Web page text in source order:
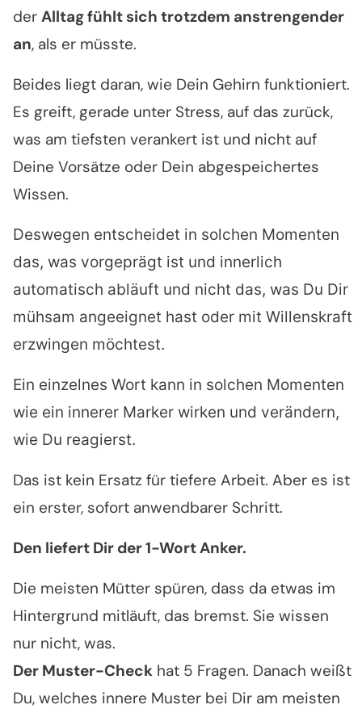
der Alltag fühlt sich trotzdem anstrengender
an, als er müsste.
Beides liegt daran, wie Dein Gehirn funktioniert.
Es greift, gerade unter Stress, auf das zurück,
was am tiefsten verankert ist und nicht auf
Deine Vorsätze oder Dein abgespeichertes
Wissen.
Deswegen entscheidet in solchen Momenten
das, was vorgeprägt ist und innerlich
automatisch abläuft und nicht das, was Du Dir
mühsam angeeignet hast oder mit Willenskraft
erzwingen möchtest.
Ein einzelnes Wort kann in solchen Momenten
wie ein innerer Marker wirken und verändern,
wie Du reagierst.
Das ist kein Ersatz für tiefere Arbeit. Aber es ist
ein erster, sofort anwendbarer Schritt.
Den liefert Dir der 1-Wort Anker.
Die meisten Mütter spüren, dass da etwas im
Hintergrund mitläuft, das bremst. Sie wissen
nur nicht, was.
Der Muster-Check hat 5 Fragen. Danach weißt
Du, welches innere Muster bei Dir am meisten